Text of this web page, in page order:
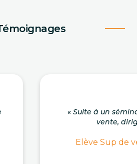
« Suite à un
vente,
Elève Sup de